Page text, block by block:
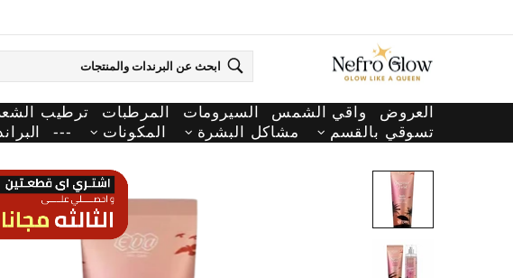
العروض واقي الشمس السيرومات المرطبات ترطيب
تسوقي بالقسم
مشاكل البشرة المكونات ---